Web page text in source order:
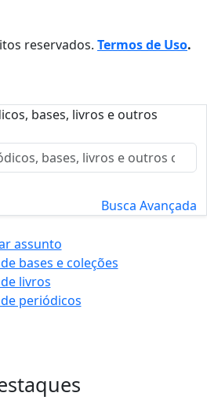
reservados. Termos de Uso.
bases, livros e outros
Busca Avançada
assunto
bases e coleções
livros
periódicos